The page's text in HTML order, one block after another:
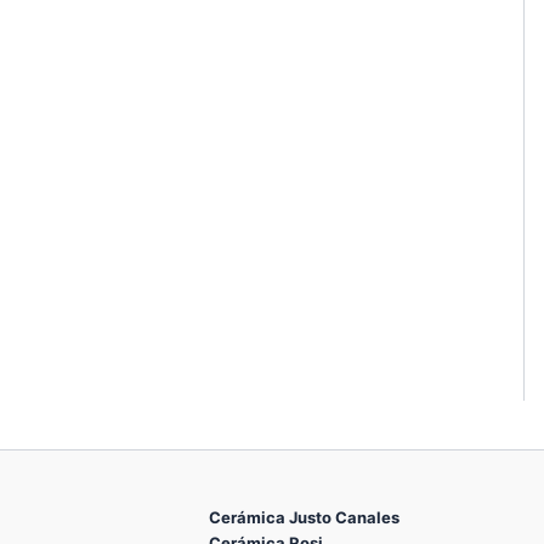
Cerámica Justo Canales